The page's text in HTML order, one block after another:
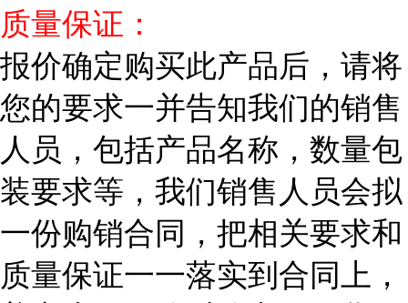
质量保证：
报价确定购买此产品后，请将
您的要求一并告知我们的销售
人员，包括产品名称，数量包
装要求等，我们销售人员会拟
一份购销合同，把相关要求和
质量保证一一落实到合同上，